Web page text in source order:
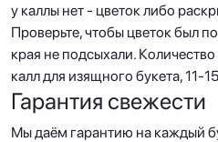
у каллы нет - цветок либо
Проверьте, чтобы цветок был
края не подсыхали.
калл для изящного букета,
Гарантия свежести
Мы даём гарантию на каждый